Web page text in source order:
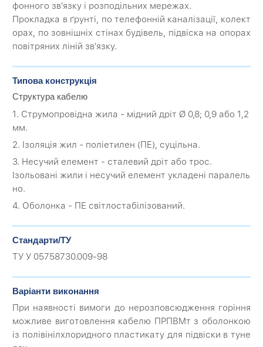
фонного зв'язку і розподільних мережах.
Прокладка в ґрунті, по телефонній каналізації, колект
орах, по зовнішніх стінах будівель, підвіска на опорах
повітряних ліній зв'язку.
Типова конструкція
Структура кабелю
1. Струмопровідна жила - мідний дріт Ø 0,8; 0,9 або 1,2
мм.
2. Ізоляція жил - поліетилен (ПЕ), суцільна.
3. Несучий елемент - сталевий дріт або трос.
Ізольовані жили і несучий елемент укладені паралель
но.
4. Оболонка - ПЕ світлостабілізований.
Стандарти/ТУ
ТУ У 05758730.009-98
Варіанти виконання
При наявності вимоги до нерозповсюдження горіння
можливе виготовлення кабелю ПРПВМт з оболонкою
із полівінілхлоридного пластикату для підвіски в туне